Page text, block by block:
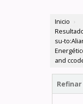
Inicio ›
su-
and